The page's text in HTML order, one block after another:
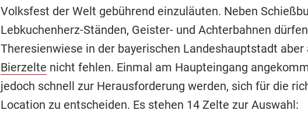
Volksfest der Welt gebührend einzuläuten. Neben
Lebkuchenherz-Ständen, Geister- und Achterbahnen
Theresienwiese in der bayerischen Landeshauptstadt aber
Bierzelte nicht fehlen. Einmal am Haupteingang
jedoch schnell zur Herausforderung werden, sich für die
Location zu entscheiden. Es stehen 14 Zelte zur Auswahl: